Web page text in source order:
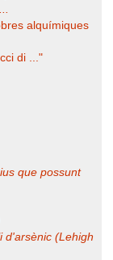
alquímiques
di ..."
que possunt
d'arsènic (Lehigh